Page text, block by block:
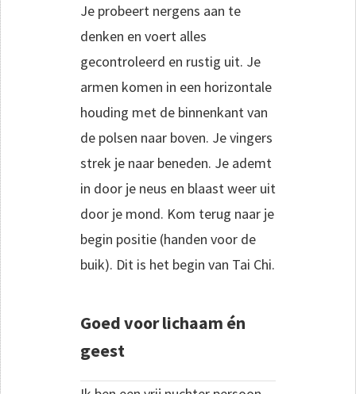
Je probeert nergens aan te
denken en voert alles
gecontroleerd en rustig uit. Je
armen komen in een horizontale
houding met de binnenkant van
de polsen naar boven. Je vingers
strek je naar beneden. Je ademt
in door je neus en blaast weer uit
door je mond. Kom terug naar je
begin positie (handen voor de
buik). Dit is het begin van Tai Chi.
Goed voor lichaam én
geest